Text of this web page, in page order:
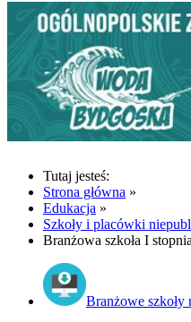
Tutaj jesteś:
Strona główna »
Edukacja »
Szkoły i placówki
Branżowa szkoła I
Branżowe szkoły